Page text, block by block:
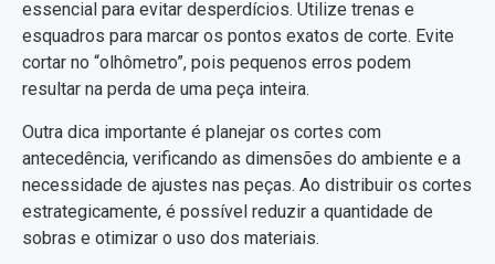
essencial para evitar desperdícios. Utilize trenas e
esquadros para marcar os pontos exatos de corte. Evite
cortar no “olhômetro”, pois pequenos erros podem
resultar na perda de uma peça inteira.
Outra dica importante é planejar os cortes com
antecedência, verificando as dimensões do ambiente e a
necessidade de ajustes nas peças. Ao distribuir os cortes
estrategicamente, é possível reduzir a quantidade de
sobras e otimizar o uso dos materiais.